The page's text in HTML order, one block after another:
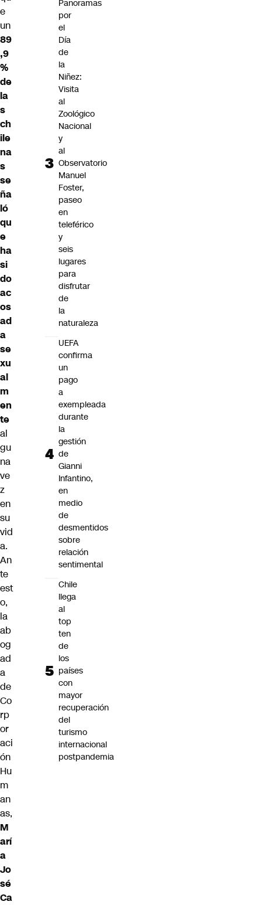
e
un
89
,9
%
de
la
s
ch
ile
na
s
se
ña
ló
qu
e
ha
si
do
ac
os
ad
a
se
xu
al
m
en
te
al
gu
na
ve
z
en
su
vid
a.
An
te
est
o,
la
ab
og
ad
a
de
Co
rp
or
aci
ón
Hu
m
an
as,
M
arí
a
Jo
sé
Ca
Panoramas
por
el
Día
de
la
Niñez:
Visita
al
Zoológico
Nacional
y
al
Observatorio
Manuel
Foster,
paseo
en
teleférico
y
seis
lugares
para
disfrutar
de
la
naturaleza
UEFA
confirma
un
pago
a
exempleada
durante
la
gestión
de
Gianni
Infantino,
en
medio
de
desmentidos
sobre
relación
sentimental
Chile
llega
al
top
ten
de
los
países
con
mayor
recuperación
del
turismo
internacional
postpandemia